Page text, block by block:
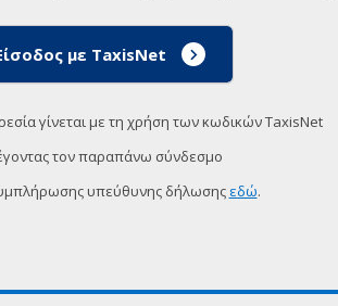
με TaxisNet
γίνεται με τη χρήση των κωδικών TaxisNet
τον παραπάνω σύνδεσμο
υπεύθυνης δήλωσης εδώ.